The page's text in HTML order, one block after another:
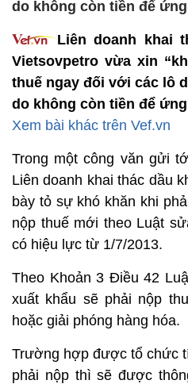
do không còn tiền để
Liên doanh khai
Vietsovpetro vừa xin
thuế ngay đối với các lô
do không còn tiền để
Xem bài khác trên Vef.vn
Trong một công văn gửi
Liên doanh khai thác dầu
bày tỏ sự khó khăn khi
nộp thuế mới theo Luật
có hiệu lực từ 1/7/2013.
Theo Khoản 3 Điều 42
xuất khẩu sẽ phải nộp
hoặc giải phóng hàng hóa.
Trường hợp được tổ chức
phải nộp thì sẽ được